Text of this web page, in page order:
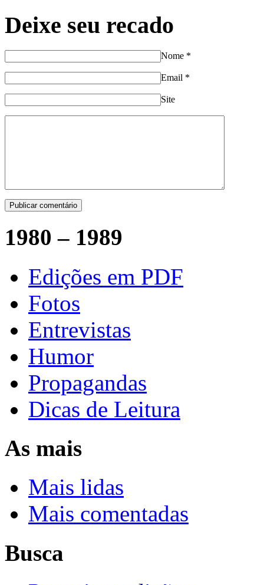
Deixe seu recado
Nome *
Email *
Site
1980 – 1989
Edições em PDF
Fotos
Entrevistas
Humor
Propagandas
Dicas de Leitura
As mais
Mais lidas
Mais comentadas
Busca